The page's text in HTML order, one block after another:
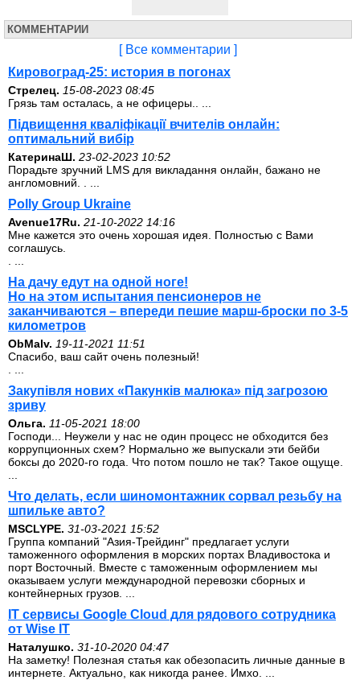
КОММЕНТАРИИ
[ Все комментарии ]
Кировоград-25: история в погонах
Стрелец. 15-08-2023 08:45
Грязь там осталась, а не офицеры.. ...
Підвищення кваліфікації вчителів онлайн:
оптимальний вибір
КатеринаШ. 23-02-2023 10:52
Порадьте зручний LMS для викладання онлайн, бажано не
англомовний. . ...
Polly Group Ukraine
Avenue17Ru. 21-10-2022 14:16
Мне кажется это очень хорошая идея. Полностью с Вами
соглашусь.
На дачу едут на одной ноге!
Но на этом испытания пенсионеров не
заканчиваются – впереди пешие марш-броски по 3-5
километров
ОbMalv. 19-11-2021 11:51
Спасибо, ваш сайт очень полезный!
Закупівля нових «Пакунків малюка» під загрозою
зриву
Ольга. 11-05-2021 18:00
Господи... Неужели у нас не один процесс не обходится без
коррупционных схем? Нормально же выпускали эти бейби
боксы до 2020-го года. Что потом пошло не так? Такое ощуще.
Что делать, если шиномонтажник сорвал резьбу на
шпильке авто?
MSCLYPE. 31-03-2021 15:52
Группа компаний "Азия-Трейдинг" предлагает услуги
таможенного оформления в морских портах Владивостока и
порт Восточный. Вместе с таможенным оформлением мы
оказываем услуги международной перевозки сборных и
контейнерных грузов. ...
IT сервисы Google Cloud для рядового сотрудника
от Wise IT
Наталушко. 31-10-2020 04:47
На заметку! Полезная статья как обезопасить личные данные в
интернете. Актуально, как никогда ранее. Имхо. ...